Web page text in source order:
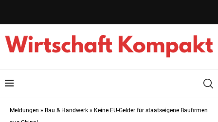
Meldungen » Bau & Handwerk » Keine EU-Gelder für staatseigene Baufirmen